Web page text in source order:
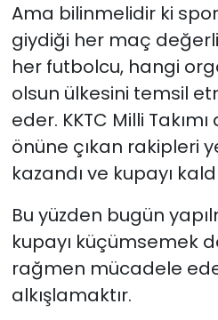
Ama bilinmelidir ki
giydiği her maç
her futbolcu, hangi
olsun ülkesini temsil
eder. KKTC Milli
önüne çıkan rakipleri
kazandı ve kupayı
Bu yüzden bugün
kupayı küçümsemek
rağmen mücadele
alkışlamaktır.